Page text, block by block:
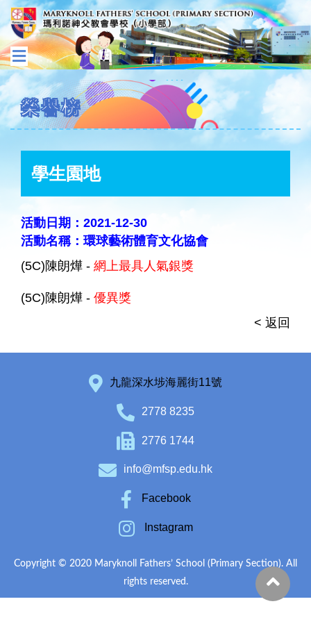
榮譽榜
學生園地
活動日期：2021-12-30
活動名稱：環球藝術體育文化協會
(5C)陳朗燁 - 網上最具人氣銀獎
(5C)陳朗燁 - 優異獎
< 返回
九龍深水埗海麗街11號
2778 8235
2776 1744
info@mfsp.edu.hk
Facebook
Instagram
Copyright © 2020 Maryknoll Fathers’ School (Primary Section). All
rights reserved.